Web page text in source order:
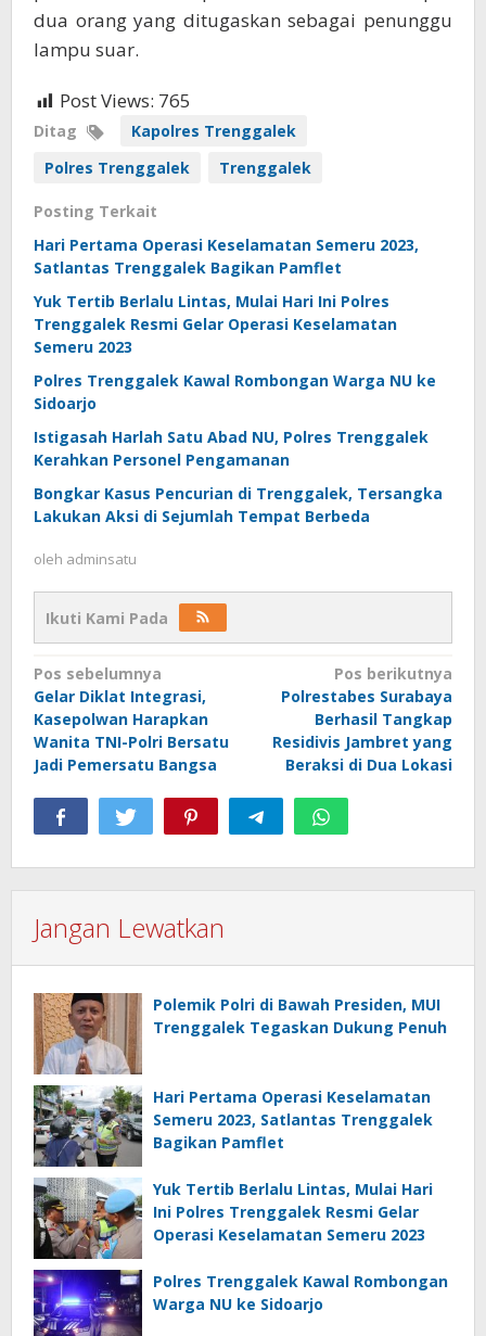
dua orang yang ditugaskan sebagai penunggu
lampu suar.
Post Views: 765
Ditag
Kapolres Trenggalek
Polres Trenggalek
Trenggalek
Posting Terkait
Hari Pertama Operasi Keselamatan Semeru 2023,
Satlantas Trenggalek Bagikan Pamflet
Yuk Tertib Berlalu Lintas, Mulai Hari Ini Polres
Trenggalek Resmi Gelar Operasi Keselamatan
Semeru 2023
Polres Trenggalek Kawal Rombongan Warga NU ke
Sidoarjo
Istigasah Harlah Satu Abad NU, Polres Trenggalek
Kerahkan Personel Pengamanan
Bongkar Kasus Pencurian di Trenggalek, Tersangka
Lakukan Aksi di Sejumlah Tempat Berbeda
oleh adminsatu
Ikuti Kami Pada
Navigasi
pos
Pos sebelumnya
Gelar Diklat Integrasi,
Kasepolwan Harapkan
Wanita TNI-Polri Bersatu
Jadi Pemersatu Bangsa
Pos berikutnya
Polrestabes Surabaya
Berhasil Tangkap
Residivis Jambret yang
Beraksi di Dua Lokasi
Jangan Lewatkan
Polemik Polri di Bawah Presiden, MUI
Trenggalek Tegaskan Dukung Penuh
Hari Pertama Operasi Keselamatan
Semeru 2023, Satlantas Trenggalek
Bagikan Pamflet
Yuk Tertib Berlalu Lintas, Mulai Hari
Ini Polres Trenggalek Resmi Gelar
Operasi Keselamatan Semeru 2023
Polres Trenggalek Kawal Rombongan
Warga NU ke Sidoarjo